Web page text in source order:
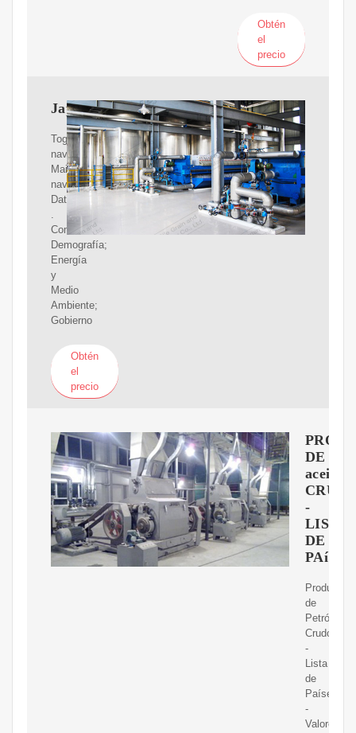
Obtén
el
precio
Japón
Toggle
navigation.
Main
navigation.
Datos
.
Comercio;
Demografía;
Energía
y
Medio
Ambiente;
Gobierno
Obtén
el
precio
DE
aceite
-
LISTA
DE
PAíSES
Producción
de
Petróleo
Crudo
-
Lista
de
Países
-
Valores